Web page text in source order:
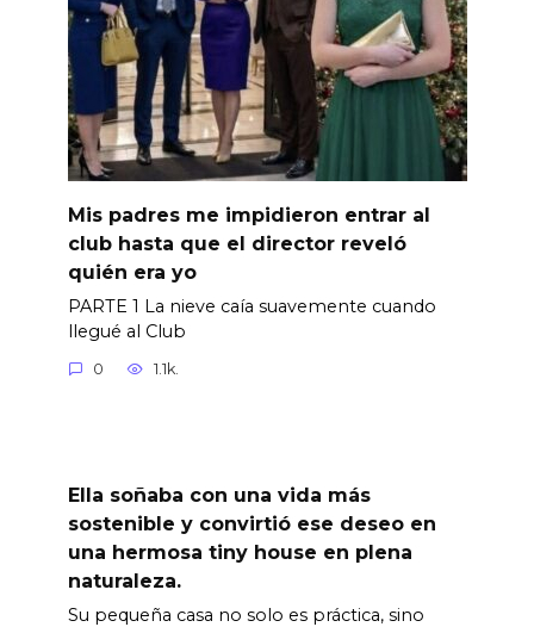
Mis padres me impidieron entrar al
club hasta que el director reveló
quién era yo
PARTE 1 La nieve caía suavemente cuando
llegué al Club
0 1.1k.
Ella soñaba con una vida más
sostenible y convirtió ese deseo en
una hermosa tiny house en plena
naturaleza.
Su pequeña casa no solo es práctica, sino